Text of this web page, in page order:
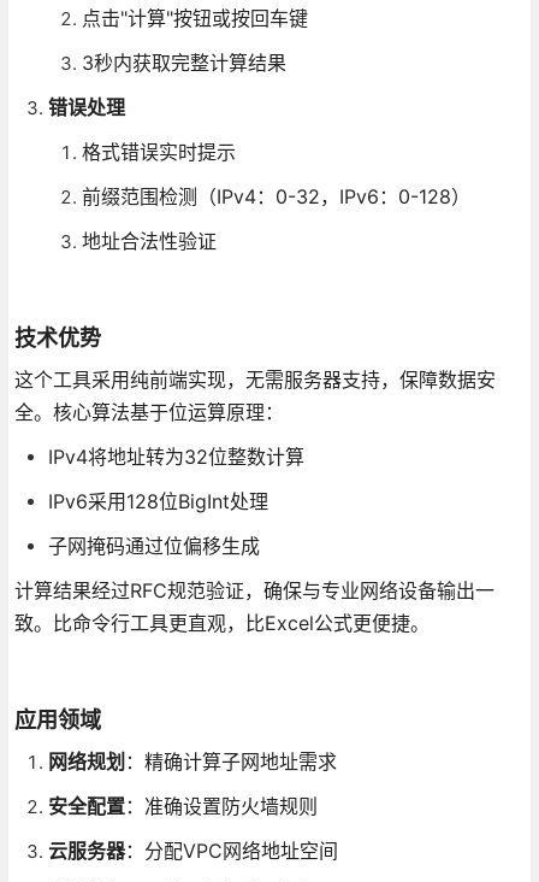
点击"计算"按钮或按回车键
3秒内获取完整计算结果
错误处理
格式错误实时提示
前缀范围检测（IPv4：0-32，IPv6：0-128）
地址合法性验证
技术优势
这个工具采用纯前端实现，无需服务器支持，保障数据安
全。核心算法基于位运算原理：
IPv4将地址转为32位整数计算
IPv6采用128位BigInt处理
子网掩码通过位偏移生成
计算结果经过RFC规范验证，确保与专业网络设备输出一
致。比命令行工具更直观，比Excel公式更便捷。
应用领域
网络规划 ：精确计算子网地址需求
安全配置：准确设置防火墙规则
云服务器：分配VPC网络地址空间